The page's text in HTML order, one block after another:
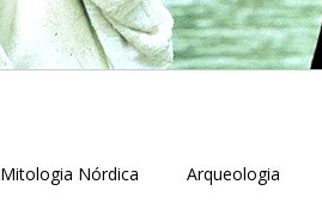
Mitologia Nórdica Arqueologia